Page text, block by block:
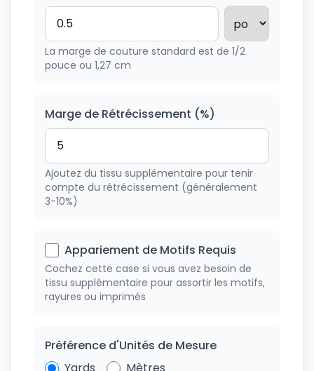
La marge de couture standard est de 1/2
pouce ou 1,27 cm
Marge de Rétrécissement (%)
Ajoutez du tissu supplémentaire pour tenir
compte du rétrécissement (généralement
3-10%)
Appariement de Motifs Requis
Cochez cette case si vous avez besoin de
tissu supplémentaire pour assortir les motifs,
rayures ou imprimés
Préférence d'Unités de Mesure